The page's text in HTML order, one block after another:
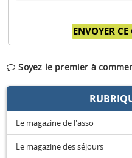
Soyez le premier à
Le magazine de l'asso
Le magazine des séjours